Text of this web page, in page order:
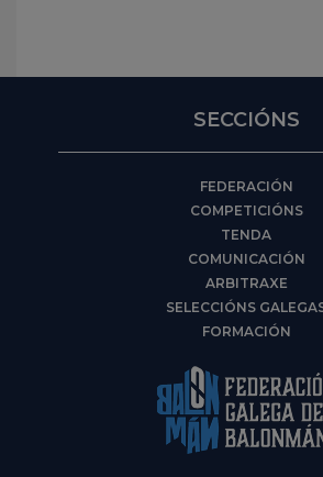
SECCIÓNS
FEDERACIÓN
COMPETICIÓNS
TENDA
COMUNICACIÓN
ARBITRAXE
SELECCIÓNS
FORMACIÓN